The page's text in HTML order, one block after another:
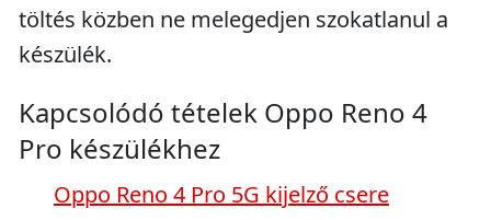
töltés közben ne melegedjen szokatlanul a
készülék.
Kapcsolódó tételek Oppo Reno 4
Pro készülékhez
Oppo Reno 4 Pro 5G kijelző csere